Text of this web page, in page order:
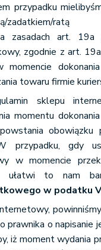
przypadku
zadatkiem/
zasadach art.
zgodnie z art.
momencie
towaru firmie
sklepu
momentu
obowiązku
przypadku, gdy
w momencie
ułatwi to nam
w podatku
prawnika o napisanie
iż moment wydania